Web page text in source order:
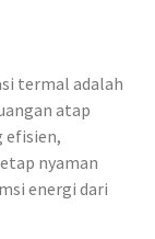
termal adalah
atap
efisien,
nyaman
energi dari